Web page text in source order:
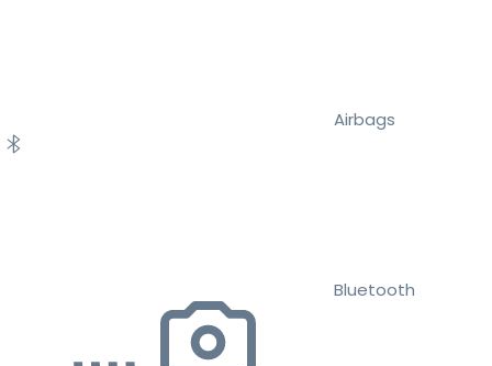
Airbags
Bluetooth